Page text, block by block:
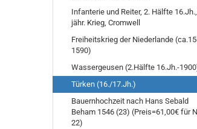
Infanterie und Reiter, 2. Hälfte
jähr. Krieg, Cromwell
Freiheitskrieg der Niederlande
1590)
Wassergeusen (2.Hälfte 16.Jh.-
Türken (16./17.Jh.)
Bauernhochzeit nach Hans Sebald
Beham 1546 (23) (Preis=61,00€ für
22)